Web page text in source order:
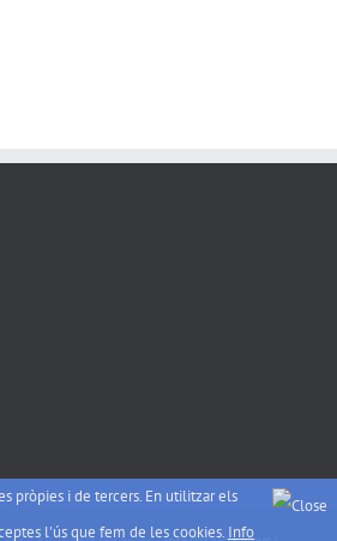
pròpies i de tercers. En utilitzar els
l'ús que fem de les cookies. Info